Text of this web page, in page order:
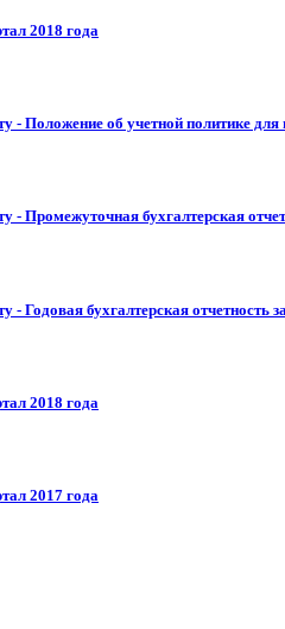
2018 года
Положение об учетной политике для
Промежуточная бухгалтерская
Годовая бухгалтерская отчетность
2018 года
2017 года